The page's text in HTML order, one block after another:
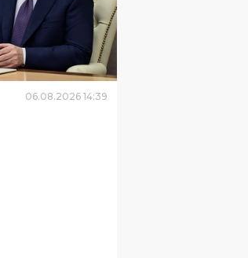
06.08.2026 14:39